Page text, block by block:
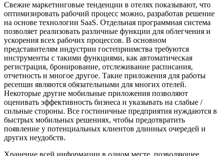
Свежие маркетинговые тенденции в отелях показывают, что
оптимизировать рабочий процесс можно, разработав решение
на основе технологии SaaS. Отдельная программная система
позволяет реализовать различные функции для облегчения и
ускорения всех рабочих процессов. В основном
представителям индустрии гостеприимства требуются
инструменты с такими функциями, как автоматическая
регистрация, бронирование, отслеживание расписания,
отчетность и многое другое. Такие приложения для работы
ресепшн являются обязательными для многих отелей.
Некоторые другие мобильные приложения позволяют
оценивать эффективность бизнеса и указывать на слабые /
сильные стороны. Все гостиничные предприятия нуждаются в
быстрых мобильных решениях, чтобы предотвратить
появление у потенциальных клиентов длинных очередей и
других неудобств.